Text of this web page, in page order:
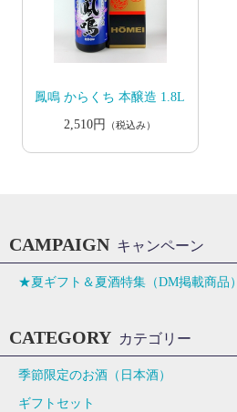
鳳鳴 からくち 本醸造 1.8L
2,510円
（税込み）
CAMPAIGN キャンペーン
★夏ギフト＆夏酒特集（DM掲載商品）
CATEGORY カテゴリー
季節限定のお酒（日本酒）
ギフトセット